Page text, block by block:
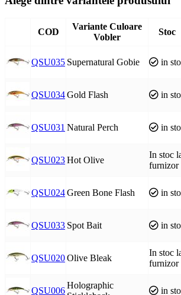
COD
Variante Culoare
Vobler
Stoc
QSU035 Supernatural Gobie in
QSU034Gold Flash in
QSU031 Natural Perch in
QSU023Hot Olive
In stoc
furnizor
QSU024Green Bone Flash in
QSU033 Spot Bait in
QSU020Olive Bleak
In stoc
furnizor
QSU006
Holographic
in